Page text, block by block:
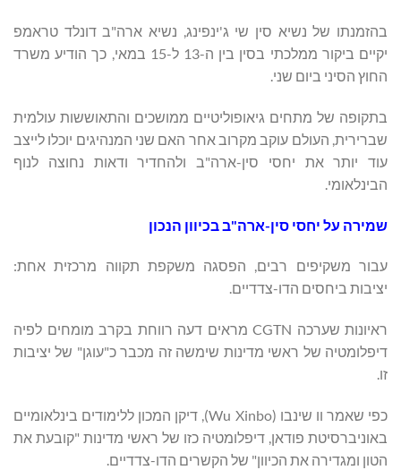
בהזמנתו של נשיא סין שי ג'ינפינג, נשיא ארה"ב דונלד טראמפ
יקיים ביקור ממלכתי בסין בין ה-13 ל-15 במאי, כך הודיע ​​משרד
החוץ הסיני ביום שני.
בתקופה של מתחים גיאופוליטיים ממושכים והתאוששות עולמית
שברירית, העולם עוקב מקרוב אחר האם שני המנהיגים יוכלו לייצב
עוד יותר את יחסי סין-ארה"ב ולהחדיר ודאות נחוצה לנוף
הבינלאומי.
שמירה על יחסי סין-ארה"ב בכיוון הנכון
עבור משקיפים רבים, הפסגה משקפת תקווה מרכזית אחת:
יציבות ביחסים הדו-צדדיים.
ראיונות שערכה CGTN מראים דעה רווחת בקרב מומחים לפיה
דיפלומטיה של ראשי מדינות שימשה זה מכבר כ"עוגן" של יציבות
זו.
כפי שאמר וו שינבו (Wu Xinbo), דיקן המכון ללימודים בינלאומיים
באוניברסיטת פודאן, דיפלומטיה כזו של ראשי מדינות "קובעת את
הטון ומגדירה את הכיוון" של הקשרים הדו-צדדיים.